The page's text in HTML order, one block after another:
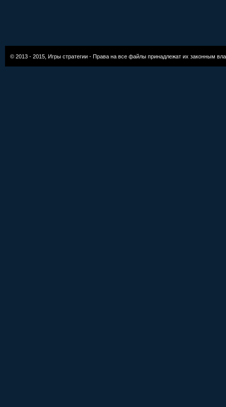
© 2013 - 2015, Игры стратегии - Права на все файлы принадлежат их законным